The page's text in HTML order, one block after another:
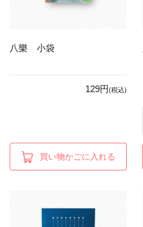
八樂 小袋
129円(税込)
買い物かごに入れる